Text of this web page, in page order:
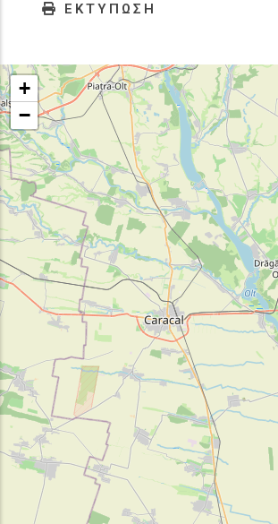
ΕΚΤΥΠΩΣΗ
+
−